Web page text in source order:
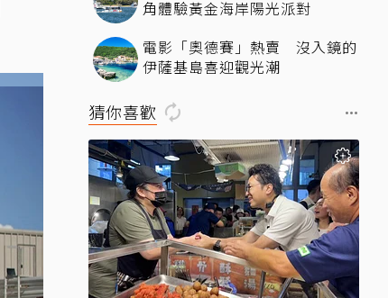
角體驗黃金海岸陽光派對
電影「奧德賽」熱賣 沒入鏡的
伊薩基島喜迎觀光潮
猜你喜歡